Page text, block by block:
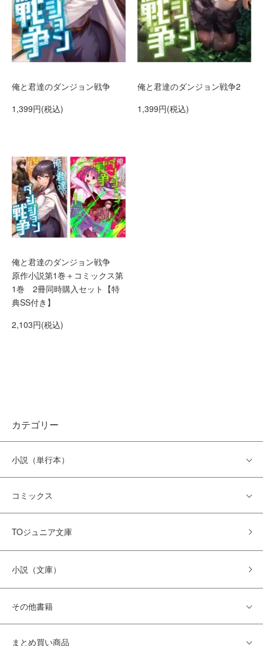
俺と君達のダンジョン戦争
1,399円(税込)
俺と君達のダンジョン戦争2
1,399円(税込)
俺と君達のダンジョン戦争
原作小説第1巻＋コミックス第
1巻 2冊同時購入セット【特
典SS付き】
2,103円(税込)
カテゴリー
小説（単行本）
コミックス
TOジュニア文庫
小説（文庫）
その他書籍
まとめ買い商品